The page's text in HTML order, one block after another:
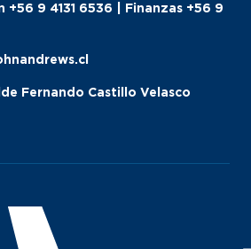
+56 9 4131 6536 | Finanzas +56 9
Fernando Castillo Velasco